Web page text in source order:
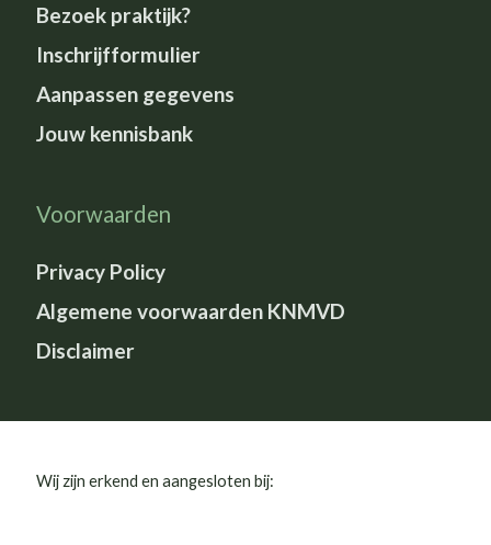
Bezoek praktijk?
Inschrijfformulier
Aanpassen gegevens
Jouw kennisbank
Voorwaarden
Privacy Policy
Algemene voorwaarden KNMVD
Disclaimer
Wij zijn erkend en aangesloten bij: